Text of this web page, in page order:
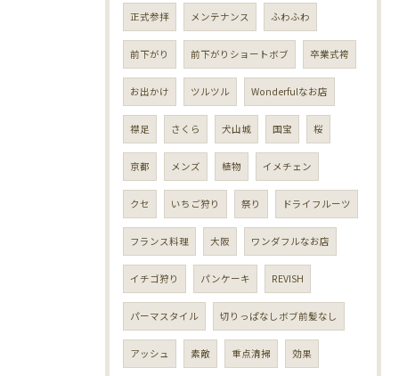
正式参拝 メンテナンス ふわふわ
前下がり 前下がりショートボブ 卒業式袴
お出かけ ツルツル Wonderfulなお店
襟足 さくら 犬山城 国宝 桜
京都 メンズ 植物 イメチェン
クセ いちご狩り 祭り ドライフルーツ
フランス料理 大阪 ワンダフルなお店
イチゴ狩り パンケーキ REVISH
パーマスタイル 切りっぱなしボブ前髪なし
アッシュ 素敵 重点清掃 効果